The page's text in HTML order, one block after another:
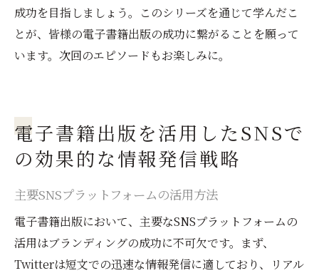
成功を目指しましょう。このシリーズを通じて学んだこ
とが、皆様の電子書籍出版の成功に繋がることを願って
います。次回のエピソードもお楽しみに。
電子書籍出版を活用したSNSで
の効果的な情報発信戦略
主要SNSプラットフォームの活用方法
電子書籍出版において、主要なSNSプラットフォームの
活用はブランディングの成功に不可欠です。まず、
Twitterは短文での迅速な情報発信に適しており、リアル